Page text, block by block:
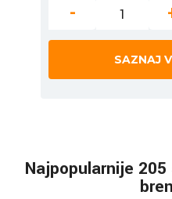
-
SAZNAJ
Najpopularnije